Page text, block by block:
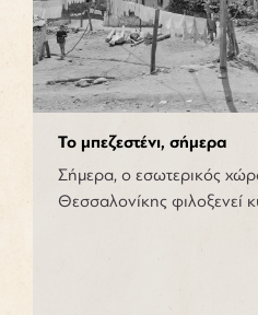
Το μπεζεστένι, σήμερα
Σήμερα, ο εσωτερικός
Θεσσαλονίκης φιλοξενεί